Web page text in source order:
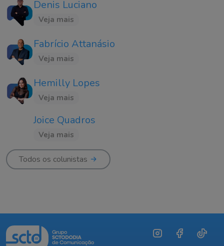
Denis Luciano
Veja mais
Fabrício Attanásio
Veja mais
Hemilly Lopes
Veja mais
Joice Quadros
Veja mais
Todos os colunistas